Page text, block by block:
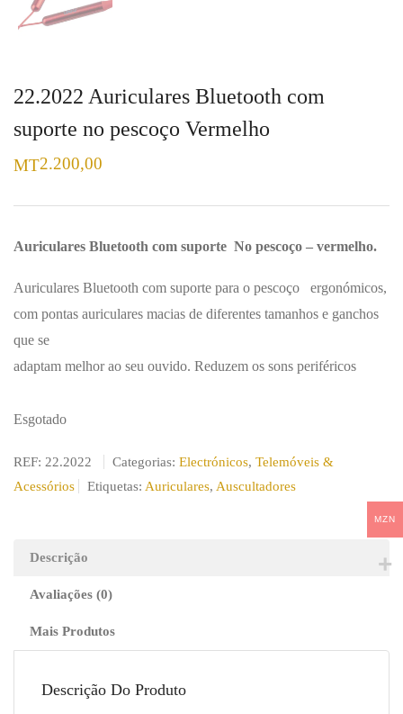
22.2022 Auriculares Bluetooth com
suporte no pescoço Vermelho
MT2.200,00
Auriculares Bluetooth com suporte No pescoço – vermelho.
Auriculares Bluetooth com suporte para o pescoço ergonómicos,
com pontas auriculares macias de diferentes tamanhos e ganchos
que se
adaptam melhor ao seu ouvido. Reduzem os sons periféricos
Esgotado
REF: 22.2022 Categorias: Electrónicos, Telemóveis &
Acessórios
Etiquetas: Auriculares, Auscultadores
Descrição
Avaliações (0)
Mais Produtos
Descrição Do Produto
MZN